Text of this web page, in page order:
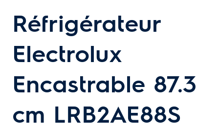
Réfrigérateur
Electrolux
Encastrable 87.3
cm LRB2AE88S